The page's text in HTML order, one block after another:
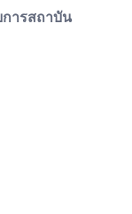
ารสถาบัน